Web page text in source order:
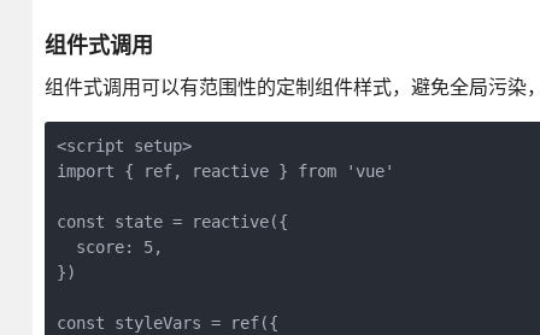
组件式调用
组件式调用可以有范围性的定制组件样式，避免全局污染
<script setup>
import { ref, reactive } from 'vue'
const state = reactive({
  score: 5,
})
const styleVars = ref({